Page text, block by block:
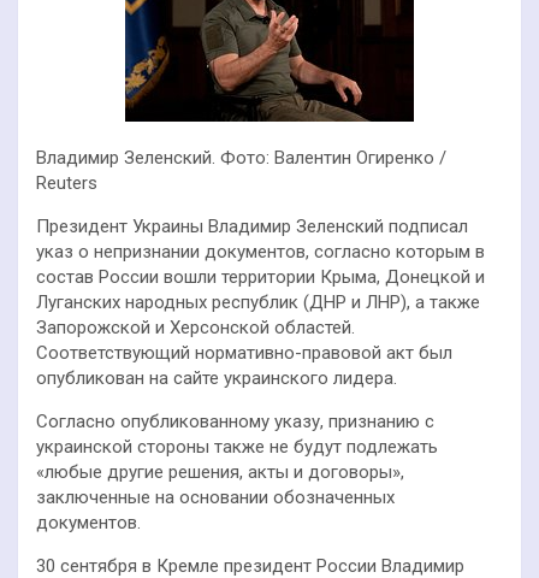
Владимир Зеленский. Фото: Валентин Огиренко /
Reuters
Президент Украины Владимир Зеленский подписал
указ о непризнании документов, согласно которым в
состав России вошли территории Крыма, Донецкой и
Луганских народных республик (ДНР и ЛНР), а также
Запорожской и Херсонской областей.
Соответствующий нормативно-правовой акт был
опубликован на сайте украинского лидера.
Согласно опубликованному указу, признанию с
украинской стороны также не будут подлежать
«любые другие решения, акты и договоры»,
заключенные на основании обозначенных
документов.
30 сентября в Кремле президент России Владимир